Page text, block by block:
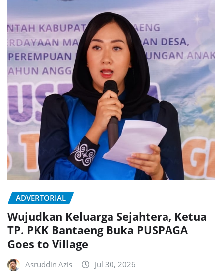
ADVERTORIAL
Wujudkan Keluarga Sejahtera, Ketua
TP. PKK Bantaeng Buka PUSPAGA
Goes to Village
Asruddin Azis Jul 30, 2026